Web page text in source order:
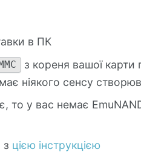
в ПК
з кореня вашої карти
ніякого сенсу
то у вас немає
з цією інструкцією